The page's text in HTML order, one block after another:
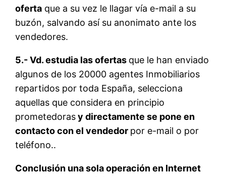
oferta que a su vez le llagar vía e-mail a su
buzón, salvando así su anonimato ante los
vendedores.
5.- Vd. estudia las ofertas que le han enviado
algunos de los 20000 agentes Inmobiliarios
repartidos por toda España, selecciona
aquellas que considera en principio
prometedorasy directamente se pone en
contacto con el vendedor por e-mail o por
teléfono..
Conclusión una sola operación en Internet